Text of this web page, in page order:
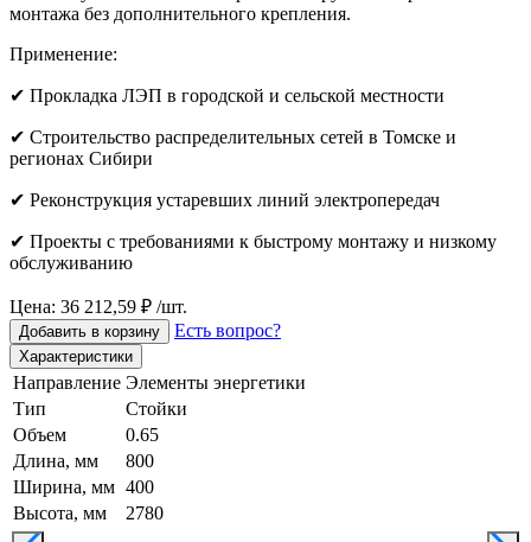
монтажа без дополнительного крепления.
Применение:
✔ Прокладка ЛЭП в городской и сельской местности
✔ Строительство распределительных сетей в Томске и
регионах Сибири
✔ Реконструкция устаревших линий электропередач
✔ Проекты с требованиями к быстрому монтажу и низкому
обслуживанию
Цена: 36 212,59 ₽ /шт.
Добавить в корзину Есть вопрос?
Характеристики
Направление Элементы энергетики
Тип
Стойки
Объем
0.65
Длина, мм
800
Ширина, мм 400
Высота, мм
2780